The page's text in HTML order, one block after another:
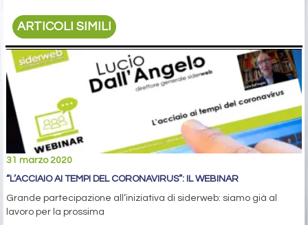
ARTICOLI SIMILI
31 marzo 2020
“L’ACCIAIO AI TEMPI DEL CORONAVIRUS”: IL WEBINAR
Grande partecipazione all’iniziativa di siderweb: siamo già al
lavoro per la prossima